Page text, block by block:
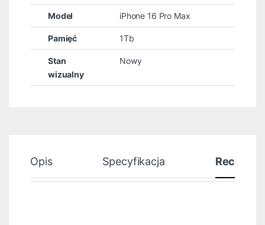
Model iPhone 16 Pro Max
Pamięć 1Tb
Stan
wizualny
Nowy
Opis Specyfikacja Recenzje